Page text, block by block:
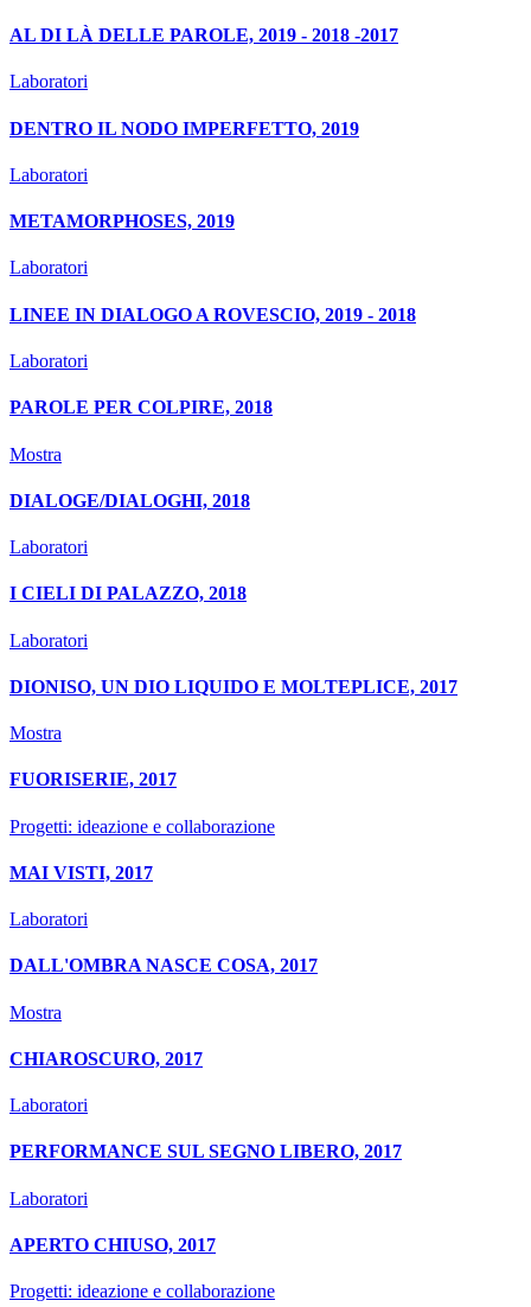
AL DI LÀ DELLE PAROLE, 2019 - 2018 -2017
Laboratori
DENTRO IL NODO IMPERFETTO, 2019
Laboratori
METAMORPHOSES, 2019
Laboratori
LINEE IN DIALOGO A ROVESCIO, 2019 - 2018
Laboratori
PAROLE PER COLPIRE, 2018
Mostra
DIALOGE/DIALOGHI, 2018
Laboratori
I CIELI DI PALAZZO, 2018
Laboratori
DIONISO, UN DIO LIQUIDO E MOLTEPLICE, 2017
Mostra
FUORISERIE, 2017
Progetti: ideazione e collaborazione
MAI VISTI, 2017
Laboratori
DALL'OMBRA NASCE COSA, 2017
Mostra
CHIAROSCURO, 2017
Laboratori
PERFORMANCE SUL SEGNO LIBERO, 2017
Laboratori
APERTO CHIUSO, 2017
Progetti: ideazione e collaborazione